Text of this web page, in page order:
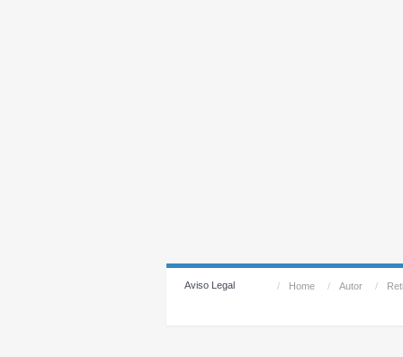
Aviso Legal / Home / Autor /